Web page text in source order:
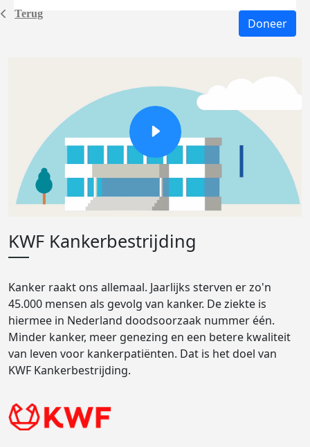
Terug
Doneer
KWF Kankerbestrijding
Kanker raakt ons allemaal. Jaarlijks sterven er zo'n
45.000 mensen als gevolg van kanker. De ziekte is
hiermee in Nederland doodsoorzaak nummer één.
Minder kanker, meer genezing en een betere kwaliteit
van leven voor kankerpatiënten. Dat is het doel van
KWF Kankerbestrijding.